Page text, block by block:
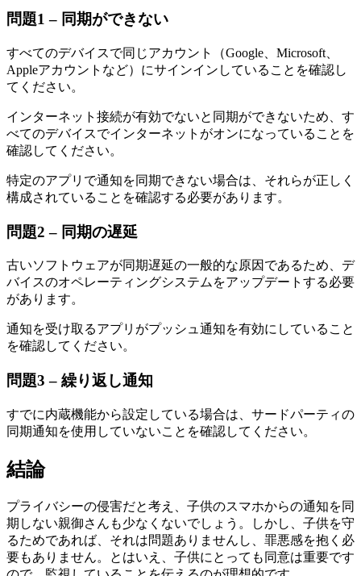
問題1 – 同期ができない
すべてのデバイスで同じアカウント（Google、Microsoft、
Appleアカウントなど）にサインインしていることを確認し
てください。
インターネット接続が有効でないと同期ができないため、す
べてのデバイスでインターネットがオンになっていることを
確認してください。
特定のアプリで通知を同期できない場合は、それらが正しく
構成されていることを確認する必要があります。
問題2 – 同期の遅延
古いソフトウェアが同期遅延の一般的な原因であるため、デ
バイスのオペレーティングシステムをアップデートする必要
があります。
通知を受け取るアプリがプッシュ通知を有効にしていること
を確認してください。
問題3 – 繰り返し通知
すでに内蔵機能から設定している場合は、サードパーティの
同期通知を使用していないことを確認してください。
結論
プライバシーの侵害だと考え、子供のスマホからの通知を同
期しない親御さんも少なくないでしょう。しかし、子供を守
るためであれば、それは問題ありませんし、罪悪感を抱く必
要もありません。とはいえ、子供にとっても同意は重要です